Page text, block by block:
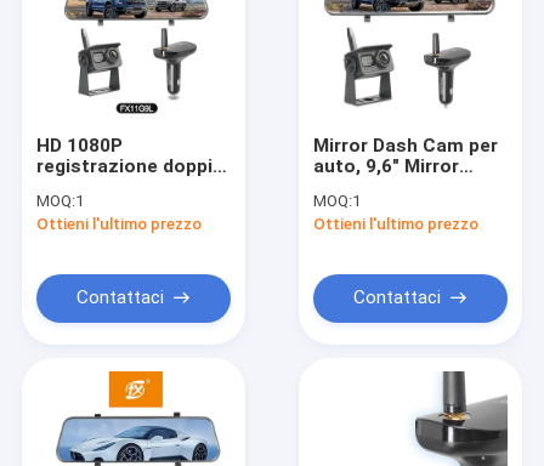
HD 1080P
registrazione doppia
posteriore, monitor
touch screen,
per camper, camion
MOQ:1
Ottieni l'ultimo prezzo
Contattaci
Mirror Dash Cam per
auto, 9,6" Mirror
Cam per auto,
supporto doppia
MOQ:1
Ottieni l'ultimo prezzo
Contattaci